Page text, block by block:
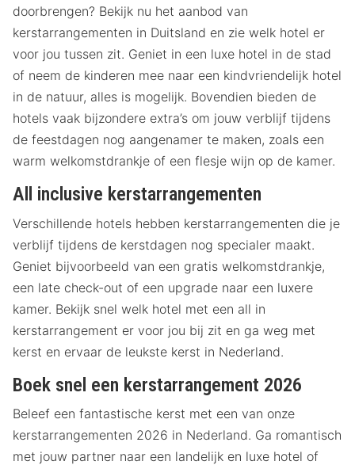
doorbrengen? Bekijk nu het aanbod van
kerstarrangementen in Duitsland en zie welk hotel er
voor jou tussen zit. Geniet in een luxe hotel in de stad
of neem de kinderen mee naar een kindvriendelijk hotel
in de natuur, alles is mogelijk. Bovendien bieden de
hotels vaak bijzondere extra’s om jouw verblijf tijdens
de feestdagen nog aangenamer te maken, zoals een
warm welkomstdrankje of een flesje wijn op de kamer.
All inclusive kerstarrangementen
Verschillende hotels hebben kerstarrangementen die je
verblijf tijdens de kerstdagen nog specialer maakt.
Geniet bijvoorbeeld van een gratis welkomstdrankje,
een late check-out of een upgrade naar een luxere
kamer. Bekijk snel welk hotel met een all in
kerstarrangement er voor jou bij zit en ga weg met
kerst en ervaar de leukste kerst in Nederland.
Boek snel een kerstarrangement 2026
Beleef een fantastische kerst met een van onze
kerstarrangementen 2026 in Nederland. Ga romantisch
met jouw partner naar een landelijk en luxe hotel of